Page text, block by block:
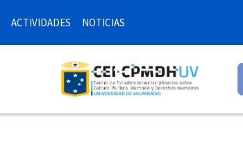
ACTIVIDADES NOTICIAS